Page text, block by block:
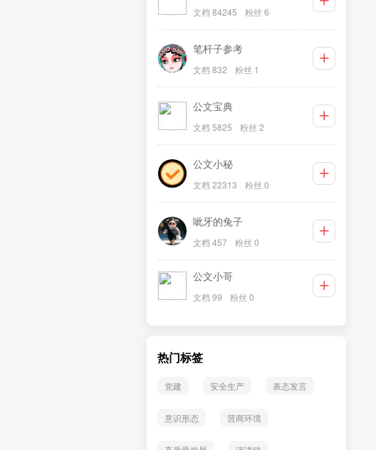
文档 84245 粉丝 6
笔杆子参考
文档 832 粉丝 1
公文宝典
文档 5825 粉丝 2
公文小秘
文档 22313 粉丝 0
呲牙的兔子
文档 457 粉丝 0
公文小哥
文档 99 粉丝 0
热门标签
党建 安全生产 表态发言
意识形态 营商环境